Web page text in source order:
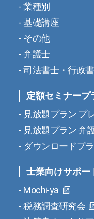
業種別
基礎講座
その他
弁護士
司法書士・行政
定額セミナープ
見放題プラン プ
見放題プラン 弁
ダウンロードプ
士業向けサポー
Mochi-ya
税務調査研究会